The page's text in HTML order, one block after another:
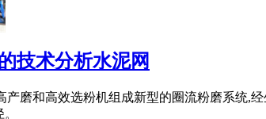
技术分析水泥网
磨和高效选粉机组成新型的圈流粉磨系统,